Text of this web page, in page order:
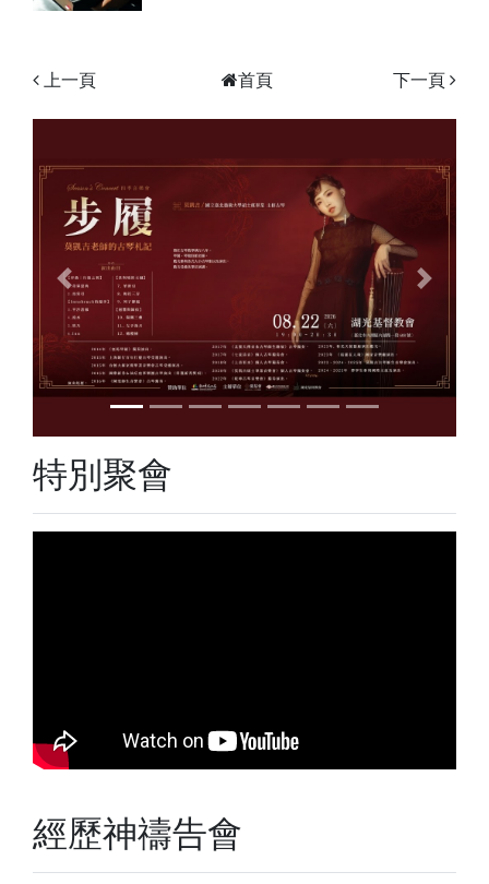
上一頁 下一頁
首頁
Previous Next
特別聚會
經歷神禱告會